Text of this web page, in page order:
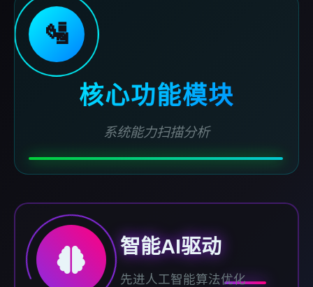
🛂
核心功能模块
系统能力扫描分析
智能AI驱动
先进人工智能算法优化